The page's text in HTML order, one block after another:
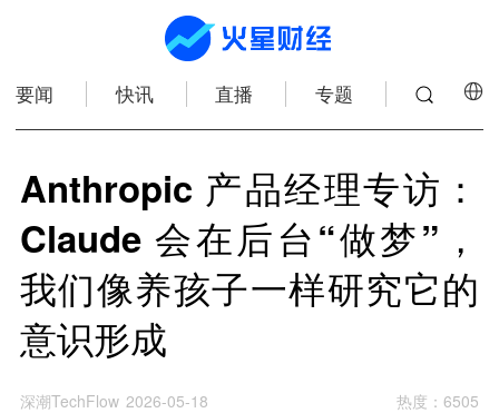
要闻 快讯 直播 专题
Anthropic 产品经理专访：
Claude 会在后台“做梦”，
我们像养孩子一样研究它的
意识形成
深潮TechFlow 2026-05-18 热度 ：6505